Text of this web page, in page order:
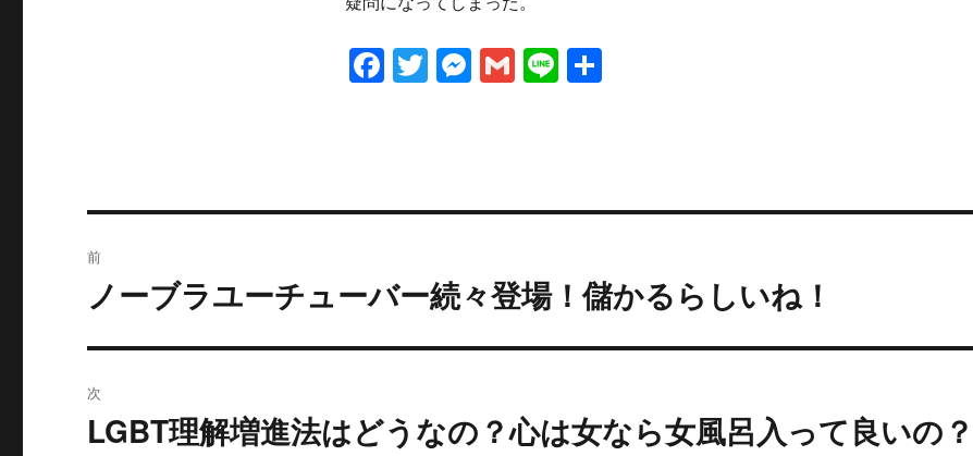
F
b
o
k
T
r
M
g
G Li 共
稿
ゲ
前
過
の
投
ノーブラユーチューバー続々登場！儲かるらしいね！
次
次
LGBT理解増進法はどうなの？心は女なら女風呂入って良いの？